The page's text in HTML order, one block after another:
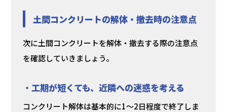
土間コンクリートの解体・撤去時の注意点
次に土間コンクリートを解体・撤去する際の注意点
を確認していきましょう。
・ 工期が短くても、近隣への迷惑を考える
コンクリート解体は基本的に1～2日程度で終了しま